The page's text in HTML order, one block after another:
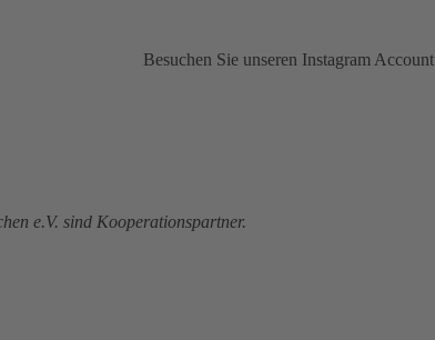
Besuchen Sie unseren Instagram Account
e.V. sind Kooperationspartner.